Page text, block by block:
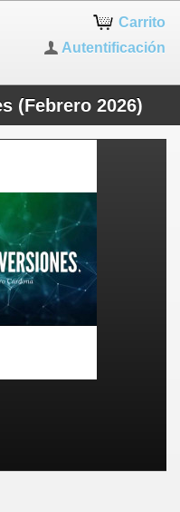
Carrito
Autentificación
(Febrero 2026)